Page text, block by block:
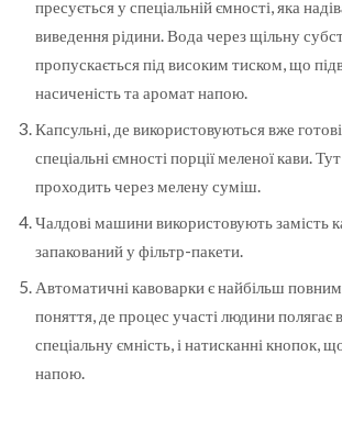
пресується у спеціальній ємності, яка
виведення рідини. Вода через щільну
пропускається під високим тиском, що
насиченість та аромат напою.
Капсульні, де використовуються вже
спеціальні ємності порції меленої кави.
проходить через мелену суміш.
Чалдові машини використовують замість
запакований у фільтр-пакети.
Автоматичні кавоварки є найбільш
поняття, де процес участі людини полягає
спеціальну ємність, і натисканні кнопок,
напою.